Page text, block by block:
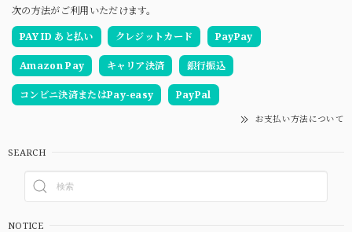
次の方法がご利用いただけます。
PAY ID あと払い
クレジットカード PayPay
Amazon Pay キャリア決済 銀行振込
コンビニ決済またはPay-easy PayPal
お支払い方法について
SEARCH
NOTICE